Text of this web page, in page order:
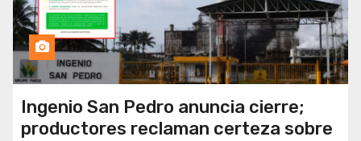
Ingenio San Pedro anuncia cierre;
productores reclaman certeza sobre